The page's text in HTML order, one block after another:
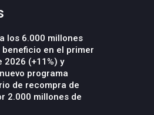
los 6.000 millones
beneficio en el primer
2026 (+11%) y
programa
de recompra de
2.000 millones de